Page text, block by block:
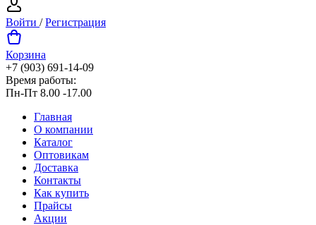
Войти /Регистрация
Корзина
+7 (903) 691-14-09
Время работы:
Пн-Пт 8.00 -17.00
Главная
О компании
Каталог
Оптовикам
Доставка
Контакты
Как купить
Прайсы
Акции